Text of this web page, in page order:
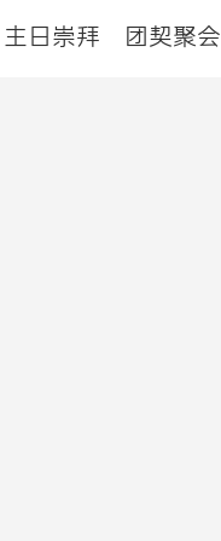
主日崇拜 团契聚会